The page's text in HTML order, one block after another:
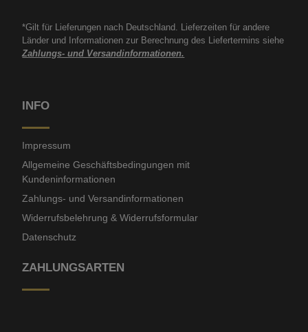
*Gilt für Lieferungen nach Deutschland. Lieferzeiten für andere
Länder und Informationen zur Berechnung des Liefertermins siehe
Zahlungs- und Versandinformationen.
INFO
Impressum
Allgemeine Geschäftsbedingungen mit
Kundeninformationen
Zahlungs- und Versandinformationen
Widerrufsbelehrung & Widerrufsformular
Datenschutz
ZAHLUNGSARTEN